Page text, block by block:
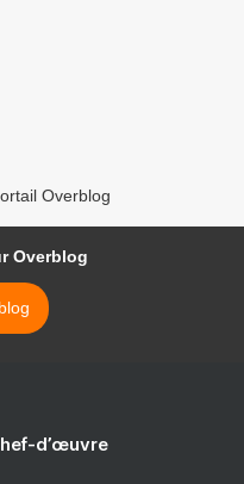
Overblog
Overblog
d’œuvre